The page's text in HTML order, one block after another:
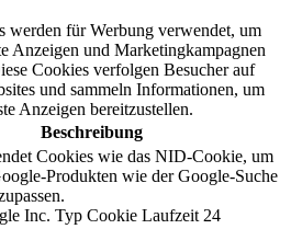
werden für Werbung verwendet, um
Anzeigen und Marketingkampagnen
Cookies verfolgen Besucher auf
und sammeln Informationen, um
Anzeigen bereitzustellen.
Beschreibung
Cookies wie das NID-Cookie, um
Produkten wie der Google-Suche
Inc. Typ Cookie Laufzeit 24